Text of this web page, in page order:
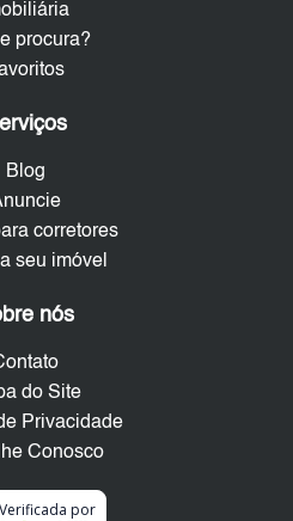
procura?
Blog
corretores
seu imóvel
nós
do Site
Privacidade
Conosco
por